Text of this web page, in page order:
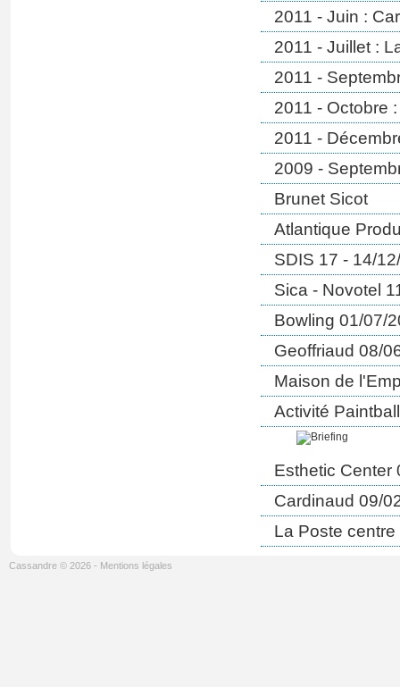
2011 - Juin :
2011 - Juillet :
2011 -
2011 - Octobre
2011 -
2009 -
Brunet Sicot
Atlantique
SDIS 17 - 14/
Sica - Novotel
Bowling 01/07/
Geoffriaud 08/
Maison de
Activité
Esthetic Center
Cardinaud 09/
La Poste
Cassandre © 2026 - Mentions légales